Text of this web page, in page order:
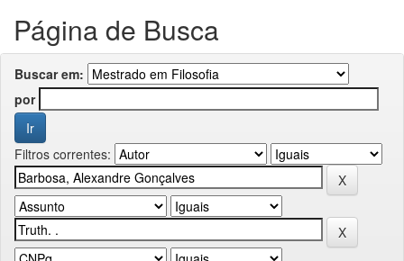
Página de Busca
Buscar em:
por
Filtros correntes: